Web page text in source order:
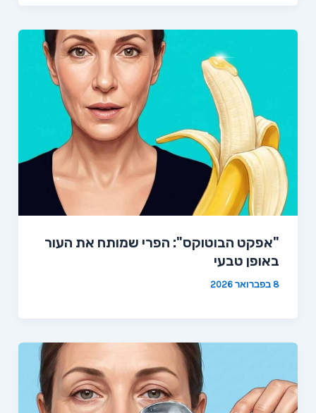
"אפקט הבוטוקס": הפרי שמותח את העור
באופן טבעי
8 בפברואר 2026